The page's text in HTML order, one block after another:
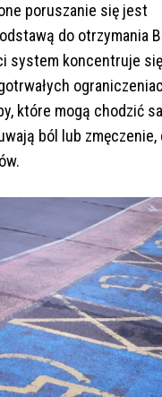
poruszanie się jest
do otrzymania
system koncentruje
które mogą chodzić
ból lub